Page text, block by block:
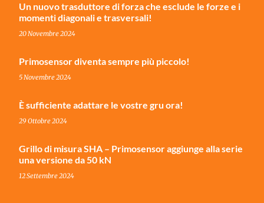
Un nuovo trasduttore di forza che esclude le forze e i
momenti diagonali e trasversali!
20 Novembre 2024
Primosensor diventa sempre più piccolo!
5 Novembre 2024
È sufficiente adattare le vostre gru ora!
29 Ottobre 2024
Grillo di misura SHA – Primosensor aggiunge alla serie
una versione da 50 kN
12 Settembre 2024